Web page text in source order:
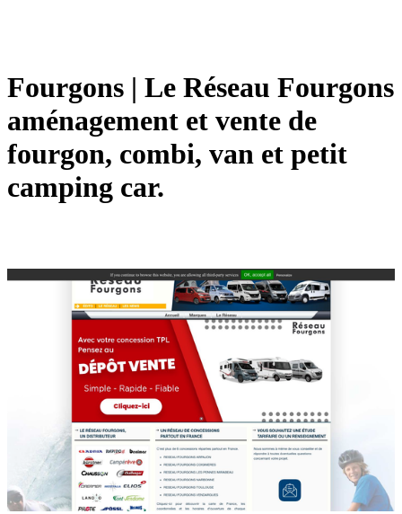
Fourgons | Le Réseau Fourgons
aménagement et vente de
fourgon, combi, van et petit
camping car.